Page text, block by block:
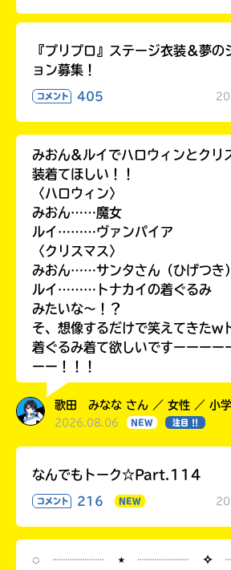
『プリプロ』ステージ衣装＆夢の
ョン募集！
コメント 405
みおん&ルイでハロウィンとクリ
装着てほしい！！
〈ハロウィン〉
みおん……魔女
ルイ………ヴァンパイア
〈クリスマス〉
みおん……サンタさん（ひげつき）
ルイ………トナカイの着ぐるみ
みたいな〜！？
そ、想像するだけで笑えてきたw
着ぐるみ着て欲しいですーーーー
ーー！！！
歌田 みなな さん ／ 女性 ／ 小
2026.08.06 NEW 注目 !!
なんでもトーク☆Part.114
コメント 216 NEW
◌ ┈┈┈┈ ⋆ ┈┈┈┈ ✧